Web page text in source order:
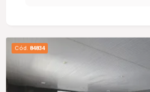
de lazer e confraternização. O
dispõe ainda de elevador e 02
garagem.
Cód. 84834